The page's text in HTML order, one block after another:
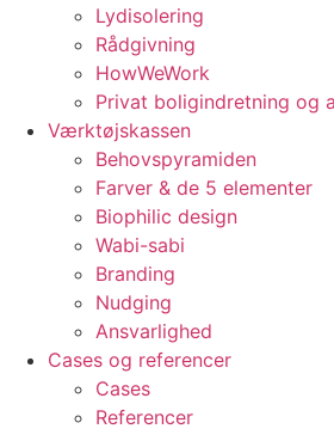
Lydisolering
Rådgivning
HowWeWork
Privat boligindretning og
Værktøjskassen
Behovspyramiden
Farver & de 5 elementer
Biophilic design
Wabi-sabi
Branding
Nudging
Ansvarlighed
Cases og referencer
Cases
Referencer